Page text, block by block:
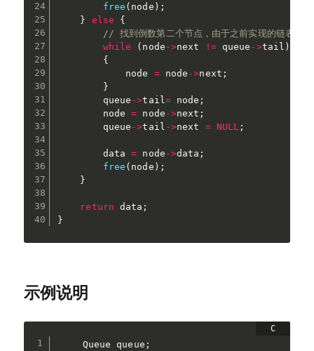
free ( node ) ;
}
else
{
// 找到倒数第二个节点，由于之前实现的链表是单
while
( node ->next != queue ->tail )
{
            node
= node ->next ;
}
        queue
->tail = node ;
        node
= node ->next ;
        queue
->tail ->next = NULL ;
        data
= node ->data ;
free ( node ) ;
}
return data ;
}
示例说明
    Queue queue
;